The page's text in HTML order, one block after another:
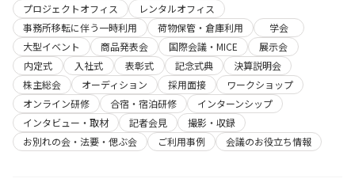
プロジェクトオフィス
レンタルオフィス
事務所移転に伴う一時利用
荷物保管・倉庫利用
学会
大型イベント
商品発表会 国際会議・MICE
展示会
内定式
入社式 表彰式 記念式典
決算説明会
株主総会
オーディション 採用面接
ワークショップ
オンライン研修
合宿・宿泊研修
インターンシップ
インタビュー・取材
記者会見
撮影・収録
お別れの会・法要・偲ぶ会
ご利用事例 会議のお役立ち情報